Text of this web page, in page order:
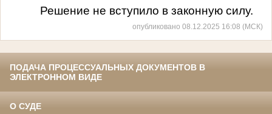
Решение не вступило в законную силу.
опубликовано 08.12.2025 16:08 (МСК)
ПОДАЧА ПРОЦЕССУАЛЬНЫХ ДОКУМЕНТОВ В
ЭЛЕКТРОННОМ ВИДЕ
О СУДЕ